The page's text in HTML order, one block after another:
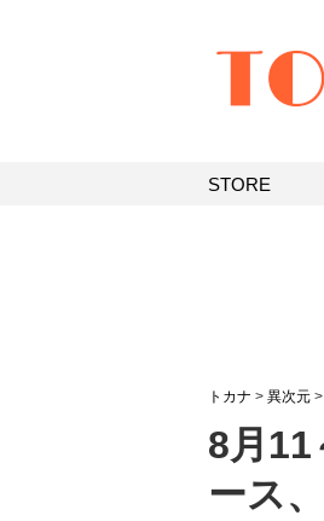
トカナ > 異次元 >
8月11
ース
STORE